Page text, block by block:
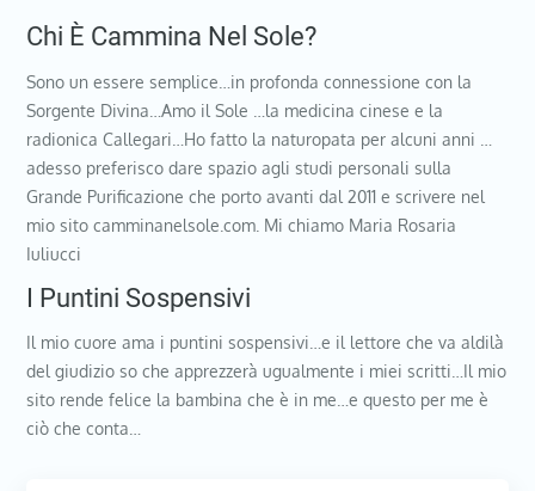
Chi È Cammina Nel Sole?
Sono un essere semplice…in profonda connessione con la
Sorgente Divina…Amo il Sole …la medicina cinese e la
radionica Callegari…Ho fatto la naturopata per alcuni anni …
adesso preferisco dare spazio agli studi personali sulla
Grande Purificazione che porto avanti dal 2011 e scrivere nel
mio sito camminanelsole.com. Mi chiamo Maria Rosaria
Iuliucci
I Puntini Sospensivi
Il mio cuore ama i puntini sospensivi…e il lettore che va aldilà
del giudizio so che apprezzerà ugualmente i miei scritti…Il mio
sito rende felice la bambina che è in me…e questo per me è
ciò che conta…